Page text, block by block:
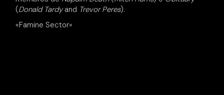
(Donald Tardyand Trevor Peres).
«Famine Sector»